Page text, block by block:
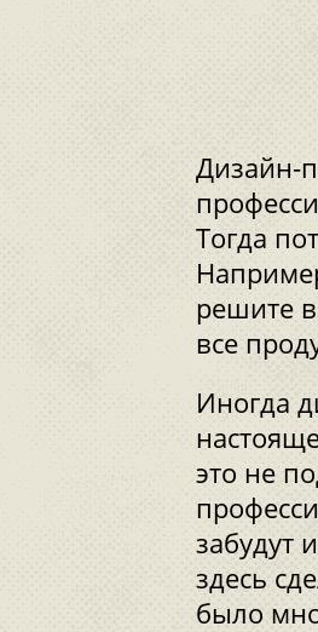
Дизайн-
Тогда
решите
все
Иногда
это не
здесь
было